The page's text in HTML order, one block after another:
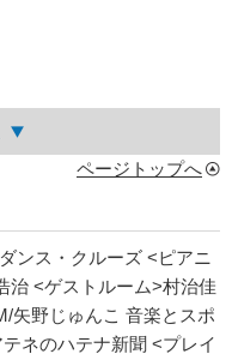
ページトップへ
ンス・クルーズ <ピアニ
治 <ゲストルーム>村治佳
矢野じゅんこ 音楽とスポ
ネのハテナ新聞 <プレイ